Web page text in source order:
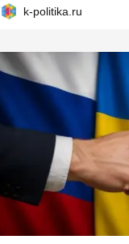
k-politika.ru